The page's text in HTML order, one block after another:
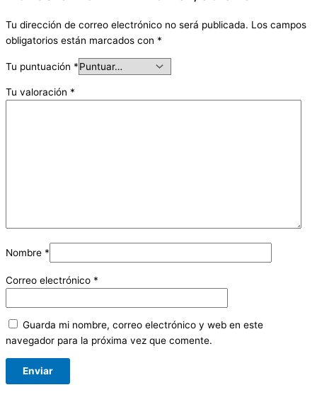
Tu dirección de correo electrónico no será publicada. Los campos
obligatorios están marcados con *
Tu puntuación *
Tu valoración *
Nombre *
Correo electrónico *
Guarda mi nombre, correo electrónico y web en este
navegador para la próxima vez que comente.